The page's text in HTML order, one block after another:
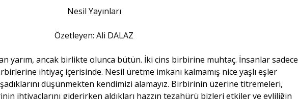
Nesil Yayınları
Özetleyen: Ali DALAZ
yarım, ancak birlikte olunca bütün. İki cins birbirine muhtaç. İnsanlar sadece
ihtiyaç içerisinde. Nesil üretme imkanı kalmamış nice yaşlı eşler
düşünmekten kendimizi alamayız. Birbirinin üzerine titremeleri,
ihtiyaçlarını giderirken aldıkları hazzın tezahürü bizleri etkiler ve evliliğin